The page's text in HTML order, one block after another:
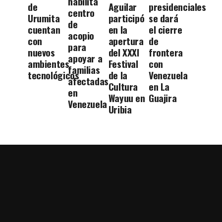
de
Urumita
cuentan
con
nuevos
ambientes
tecnológicos
centro
de
acopio
para
apoyar a
familias
afectadas
en
Venezuela
Aguilar
participó
en la
apertura
del XXXI
Festival
de la
Cultura
Wayuu en
Uribia
presidenciales
se dará
el cierre
de
frontera
con
Venezuela
en La
Guajira